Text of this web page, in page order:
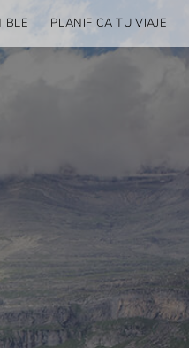
PLANIFICA TU VIAJE